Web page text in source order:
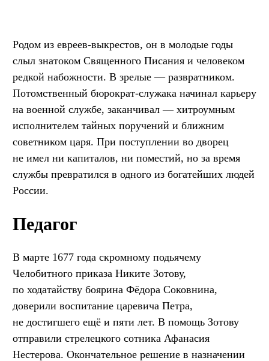
Родом из евреев-выкрестов, он в молодые годы
слыл знатоком Священного Писания и человеком
редкой набожности. В зрелые — развратником.
Потомственный бюрократ-служака начинал карьеру
на военной службе, заканчивал — хитроумным
исполнителем тайных поручений и ближним
советником царя. При поступлении во дворец
не имел ни капиталов, ни поместий, но за время
службы превратился в одного из богатейших людей
России.
Педагог
В марте 1677 года скромному подьячему
Челобитного приказа Никите Зотову,
по ходатайству боярина Фёдора Соковнина,
доверили воспитание царевича Петра,
не достигшего ещё и пяти лет. В помощь Зотову
отправили стрелецкого сотника Афанасия
Нестерова. Окончательное решение в назначении